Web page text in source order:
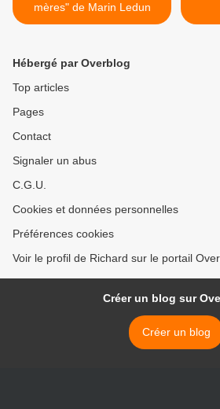
mères" de Marin Ledun
Hébergé par Overblog
Top articles
Pages
Contact
Signaler un abus
C.G.U.
Cookies et données personnelles
Préférences cookies
Voir le profil de Richard sur le portail
Créer un blog sur
Créer un blog